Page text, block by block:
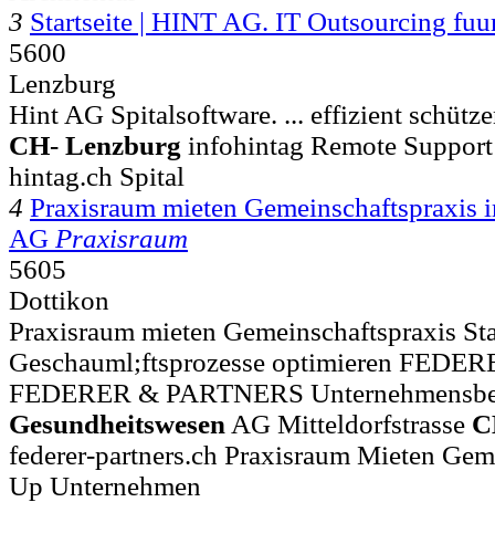
3 Startseite | HINT AG. IT Outsourcing
5600
Lenzburg
Hint AG Spitalsoftware. ... effizient
CH- Lenzburg infohintag Remote
hintag.ch Spital
4 Praxisraum mieten Gemeinschaftspraxis
AG Praxisraum
5605
Dottikon
Praxisraum mieten Gemeinschaftspraxis
Geschauml;ftsprozesse optimieren
FEDERER & PARTNERS
Gesundheitswesen AG Mitteldorfstrasse
federer-partners.ch Praxisraum Mieten
Up Unternehmen